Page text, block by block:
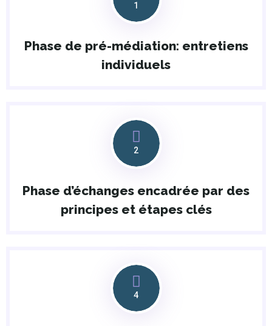
1
Phase de pré-médiation: entretiens
individuels
2
Phase d’échanges encadrée par des
principes et étapes clés
4